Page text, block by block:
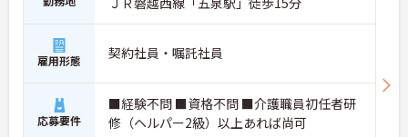
雇用形態 契約社員・嘱託社員
応募要件
■経験不問 ■資格不問 ■介護職員初任者研
修（ヘルパー2級）以上あれば尚可